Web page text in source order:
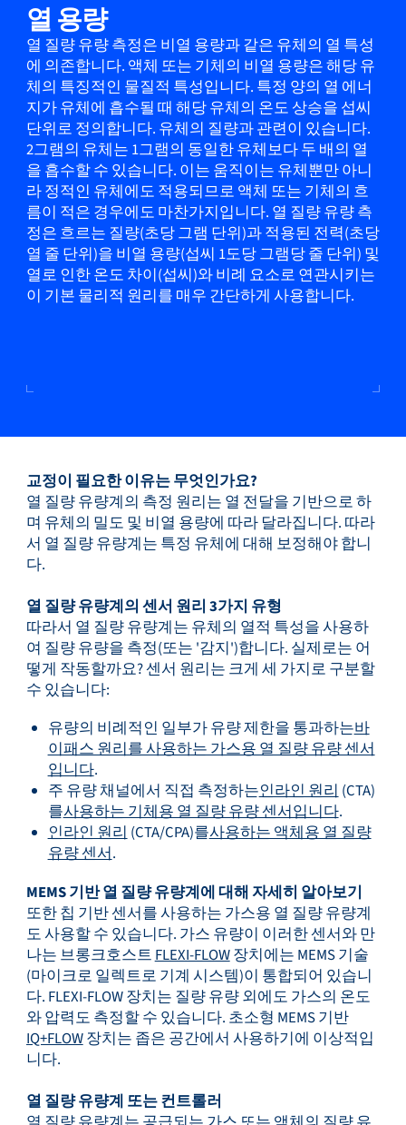
열 용량
열 질량 유량 측정은 비열 용량과 같은 유체의 열 특성
에 의존합니다. 액체 또는 기체의 비열 용량은 해당 유
체의 특징적인 물질적 특성입니다. 특정 양의 열 에너
지가 유체에 흡수될 때 해당 유체의 온도 상승을 섭씨
단위로 정의합니다. 유체의 질량과 관련이 있습니다.
2그램의 유체는 1그램의 동일한 유체보다 두 배의 열
을 흡수할 수 있습니다. 이는 움직이는 유체뿐만 아니
라 정적인 유체에도 적용되므로 액체 또는 기체의 흐
름이 적은 경우에도 마찬가지입니다. 열 질량 유량 측
정은 흐르는 질량(초당 그램 단위)과 적용된 전력(초당
열 줄 단위)을 비열 용량(섭씨 1도당 그램당 줄 단위) 및
열로 인한 온도 차이(섭씨)와 비례 요소로 연관시키는
이 기본 물리적 원리를 매우 간단하게 사용합니다.
교정이 필요한 이유는 무엇인가요?
열 질량 유량계의 측정 원리는 열 전달을 기반으로 하
며 유체의 밀도 및 비열 용량에 따라 달라집니다. 따라
서 열 질량 유량계는 특정 유체에 대해 보정해야 합니
다.
열 질량 유량계의 센서 원리 3가지 유형
따라서 열 질량 유량계는 유체의 열적 특성을 사용하
여 질량 유량을 측정(또는 '감지')합니다. 실제로는 어
떻게 작동할까요? 센서 원리는 크게 세 가지로 구분할
수 있습니다:
유량의 비례적인 일부가 유량 제한을 통과하는바
이패스 원리를 사용하는 가스용 열 질량 유량 센서
입니다.
주 유량 채널에서 직접 측정하는인라인 원리(CTA)
를사용하는 기체용 열 질량 유량 센서입니다.
인라인 원리(CTA/CPA)를사용하는 액체용 열 질량
유량 센서.
MEMS 기반 열 질량 유량계에 대해 자세히 알아보기
또한 칩 기반 센서를 사용하는 가스용 열 질량 유량계
도 사용할 수 있습니다. 가스 유량이 이러한 센서와 만
나는 브롱크호스트 FLEXI-FLOW장치에는 MEMS 기술
(마이크로 일렉트로 기계 시스템)이 통합되어 있습니
다. FLEXI-FLOW 장치는 질량 유량 외에도 가스의 온도
와 압력도 측정할 수 있습니다. 초소형 MEMS 기반
IQ+FLOW장치는 좁은 공간에서 사용하기에 이상적입
니다.
열 질량 유량계 또는 컨트롤러